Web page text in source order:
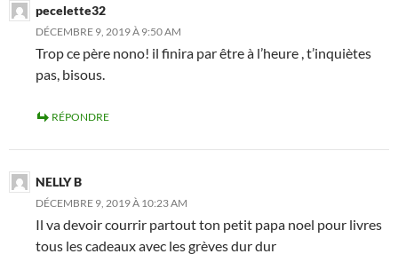
pecelette32
DÉCEMBRE 9, 2019 À 9:50 AM
Trop ce père nono! il finira par être à l’heure , t’inquiètes
pas, bisous.
RÉPONDRE
NELLY B
DÉCEMBRE 9, 2019 À 10:23 AM
Il va devoir courrir partout ton petit papa noel pour livres
tous les cadeaux avec les grèves dur dur